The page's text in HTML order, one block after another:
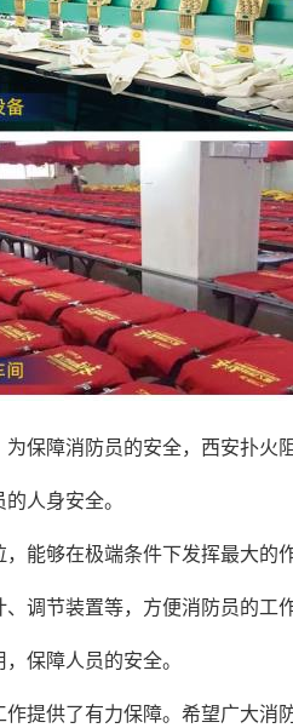
保障消防员的安全，西安扑火
人身安全。
能够在极端条件下发挥最大的作
调节装置等，方便消防员的工作
保障人员的安全。
提供了有力保障。希望广大消